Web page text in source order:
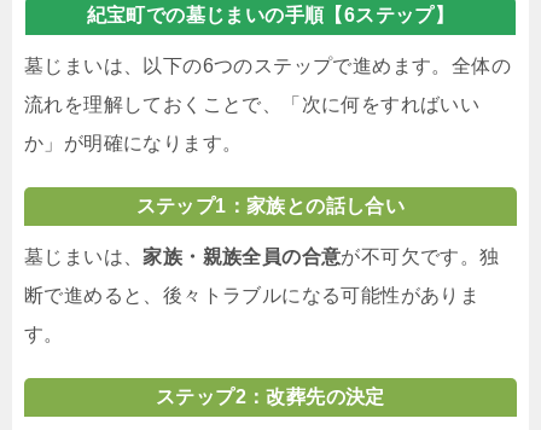
紀宝町での墓じまいの手順【6ステップ】
墓じまいは、以下の6つのステップで進めます。全体の
流れを理解しておくことで、「次に何をすればいい
か」が明確になります。
ステップ1：家族との話し合い
墓じまいは、 家族・親族全員の合意が不可欠です。独
断で進めると、後々トラブルになる可能性がありま
す。
ステップ2：改葬先の決定